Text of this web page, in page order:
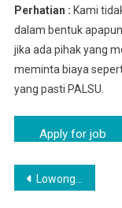
Perhatian : Kami
dalam bentuk
jika ada pihak yang
meminta biaya
yang pasti PALSU.
Navigasi
Lowongan Kerja PT Nippon Indosari (SARI ROTI) Warung Kiara Via Email